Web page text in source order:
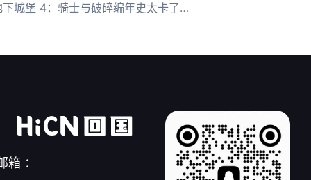
城堡 4：骑士与破碎编年史太卡了解决办法
箱 ：